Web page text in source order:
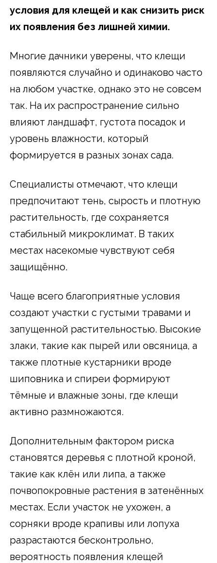
условия для клещей и как снизить риск
их появления без лишней химии.
Многие дачники уверены, что клещи
появляются случайно и одинаково часто
на любом участке, однако это не совсем
так. На их распространение сильно
влияют ландшафт, густота посадок и
уровень влажности, который
формируется в разных зонах сада.
Специалисты отмечают, что клещи
предпочитают тень, сырость и плотную
растительность, где сохраняется
стабильный микроклимат. В таких
местах насекомые чувствуют себя
защищённо.
Чаще всего благоприятные условия
создают участки с густыми травами и
запущенной растительностью. Высокие
злаки, такие как пырей или овсяница, а
также плотные кустарники вроде
шиповника и спиреи формируют
тёмные и влажные зоны, где клещи
активно размножаются.
Дополнительным фактором риска
становятся деревья с плотной кроной,
такие как клён или липа, а также
почвопокровные растения в затенённых
местах. Если участок не ухожен, а
сорняки вроде крапивы или лопуха
разрастаются бесконтрольно,
вероятность появления клещей